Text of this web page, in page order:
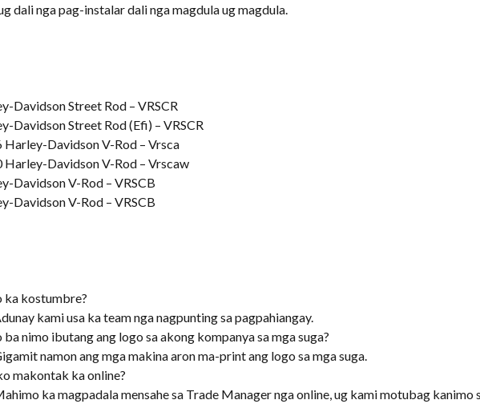
dali nga pag-instalar dali nga magdula ug magdula.
Davidson Street Rod – VRSCR
Davidson Street Rod (Efi) – VRSCR
Davidson V-Rod – Vrsca
Davidson V-Rod – Vrscaw
Davidson V-Rod – VRSCB
Davidson V-Rod – VRSCB
ka kostumbre?
kami usa ka team nga nagpunting sa pagpahiangay.
nimo ibutang ang logo sa akong kompanya sa mga suga?
namon ang mga makina aron ma-print ang logo sa mga suga.
makontak ka online?
ka magpadala mensahe sa Trade Manager nga online, ug kami motubag kanimo